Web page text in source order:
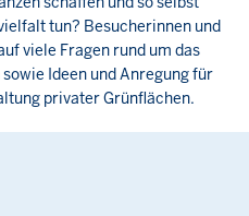
tun? Besucherinnen und
viele Fragen rund um das
Ideen und Anregung für
privater Grünflächen.